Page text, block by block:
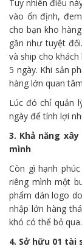
Tuy nhiên điều
vào ổn định,
cho bạn kho
gần như tuyệt
và ship cho
5 ngày. Khi sản
hàng lớn quan
Lúc đó chỉ quản
ngày để tính lợi
3. Khả năng
mình
Còn gì hạnh
riêng mình một
phẩm dán logo
nhập lớn hàng
khó có thể bỏ qua.
4. Sở hữu 01 tài